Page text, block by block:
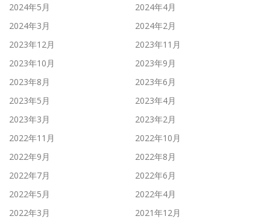
2024年5月
2024年4月
2024年3月
2024年2月
2023年12月
2023年11月
2023年10月
2023年9月
2023年8月
2023年6月
2023年5月
2023年4月
2023年3月
2023年2月
2022年11月
2022年10月
2022年9月
2022年8月
2022年7月
2022年6月
2022年5月
2022年4月
2022年3月
2021年12月